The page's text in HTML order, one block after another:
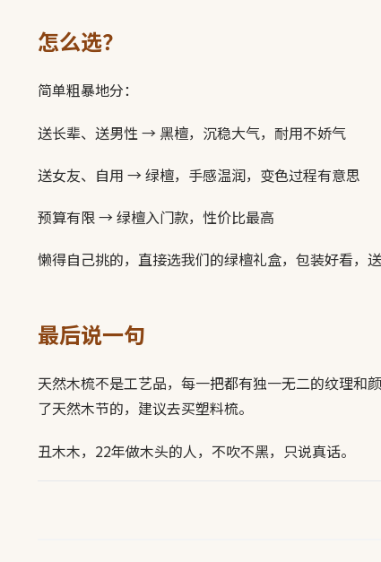
怎么选？
简单粗暴地分：
送长辈、送男性 → 黑檀，沉稳大气，耐用不娇气
送女友、自用 → 绿檀，手感温润，变色过程有意思
预算有限 → 绿檀入门款，性价比最高
懒得自己挑的，直接选我们的绿檀礼盒，包装好看，
最后说一句
天然木梳不是工艺品，每一把都有独一无二的纹理和
了天然木节的，建议去买塑料梳。
丑木木，22年做木头的人，不吹不黑，只说真话。